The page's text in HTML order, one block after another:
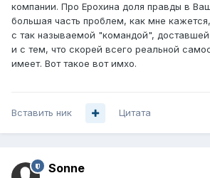
компании. Про Ерохина доля правды в
большая часть проблем, как мне
с так называемой "командой",
и с тем, что скорей всего реальной
имеет. Вот такое вот имхо.
Вставить ник Цитата
Sonne